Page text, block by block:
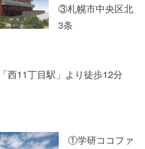
③札幌市中央区北
3条
西11丁目駅」より徒歩12分
①学研ココファ